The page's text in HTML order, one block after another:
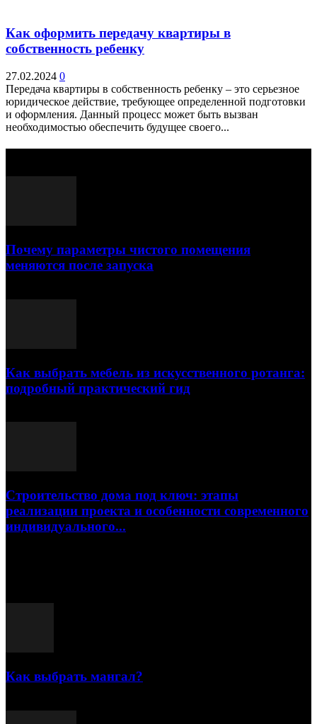
Как оформить передачу квартиры в
собственность ребенку
27.02.2024 0
Передача квартиры в собственность ребенку – это серьезное
юридическое действие, требующее определенной подготовки
и оформления. Данный процесс может быть вызван
необходимостью обеспечить будущее своего...
Почему параметры чистого помещения
меняются после запуска
Как выбрать мебель из искусственного ротанга:
подробный практический гид
Строительство дома под ключ: этапы
реализации проекта и особенности современного
индивидуального...
Как выбрать мангал?